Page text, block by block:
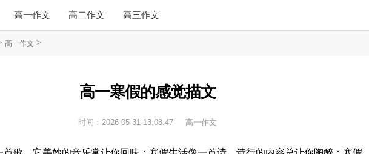
高一作文 高二作文 高三作文
高一作文 >
高一寒假的感觉描文
时间： 2026-05-31 13:08:47 高一作文